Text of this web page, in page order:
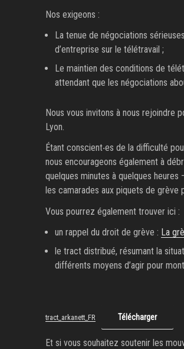
Nos exigeons :
La tenue de négociations
d’entreprise sur le télétravail ;
Le maintien des conditions de
attendant que les négociations
Nous vous invitons à nous rejoindre
Lyon.
Étant conscient‧es de la difficulté
nous encourageons également à
quelques minutes à quelques
les camarades aux piquets de grève
Vous pourrez également trouver ici :
un rappel du droit de grève : La
le tract distribué, résumant la
différents moyens d’agir pour
tract_arkanett_FR Télécharger
Et si vous souhaitez soutenir les